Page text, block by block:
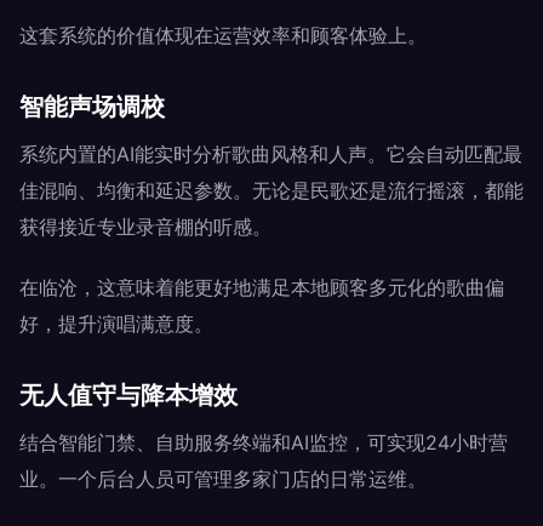
这套系统的价值体现在运营效率和顾客体验上。
智能声场调校
系统内置的AI能实时分析歌曲风格和人声。它会自动匹配最
佳混响、均衡和延迟参数。无论是民歌还是流行摇滚，都能
获得接近专业录音棚的听感。
在临沧，这意味着能更好地满足本地顾客多元化的歌曲偏
好，提升演唱满意度。
无人值守与降本增效
结合智能门禁、自助服务终端和AI监控，可实现24小时营
业。一个后台人员可管理多家门店的日常运维。